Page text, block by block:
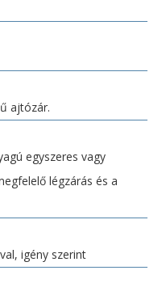
ajtózár.
egyszeres vagy
légzárás és a
igény szerint